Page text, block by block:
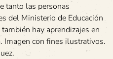
tanto las personas
del Ministerio de Educación
hay aprendizajes en
Imagen con fines ilustrativos.